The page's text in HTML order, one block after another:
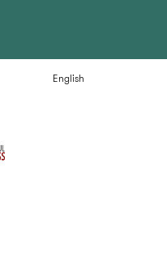
English